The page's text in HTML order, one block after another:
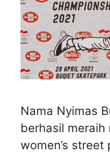
Nama Nyimas
berhasil meraih
women’s